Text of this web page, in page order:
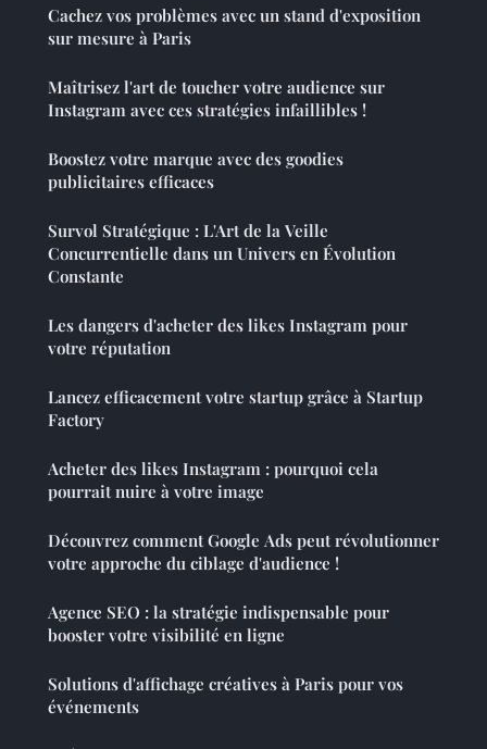
Cachez vos problèmes avec un stand d'exposition
sur mesure à Paris
Maîtrisez l'art de toucher votre audience sur
Instagram avec ces stratégies infaillibles !
Boostez votre marque avec des goodies
publicitaires efficaces
Survol Stratégique : L'Art de la Veille
Concurrentielle dans un Univers en Évolution
Constante
Les dangers d'acheter des likes Instagram pour
votre réputation
Lancez efficacement votre startup grâce à Startup
Factory
Acheter des likes Instagram : pourquoi cela
pourrait nuire à votre image
Découvrez comment Google Ads peut révolutionner
votre approche du ciblage d'audience !
Agence SEO : la stratégie indispensable pour
booster votre visibilité en ligne
Solutions d'affichage créatives à Paris pour vos
événements